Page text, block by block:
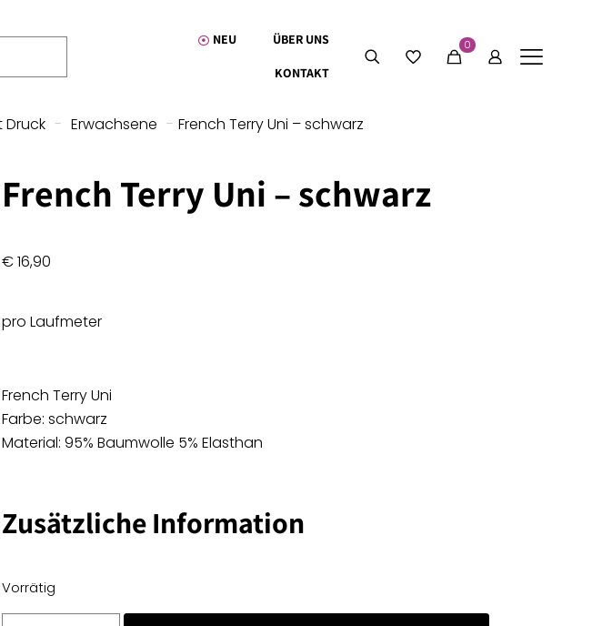
NEU ÜBER UNS
KONTAKT
0
Druck - Erwachsene - French Terry Uni – schwarz
French Terry Uni – schwarz
€16,90
pro Laufmeter
French Terry Uni
Farbe: schwarz
Material: 95% Baumwolle 5% Elasthan
Zusätzliche Information
Vorrätig